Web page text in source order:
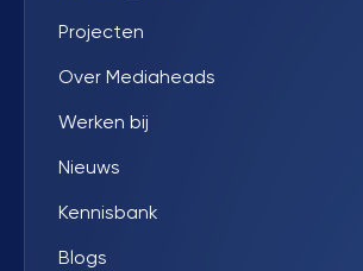
Projecten
Over Mediaheads
Werken bij
Nieuws
Kennisbank
Blogs